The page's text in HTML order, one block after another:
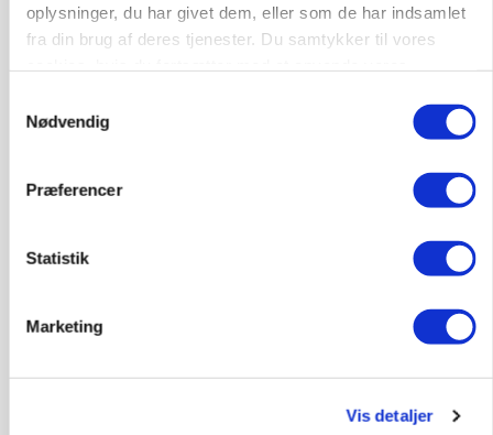
oplysninger, du har givet dem, eller som de har indsamlet
fra din brug af deres tjenester. Du samtykker til vores
Nødvendig
Præferencer
Statistik
Marketing
Vis detaljer
Krone åbner XDisc for John Deere og New
Høstpres kan sænke hvedeprisen yderligere
Loading...